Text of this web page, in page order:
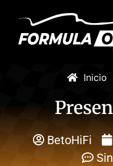
Inicio
BetoHiFi